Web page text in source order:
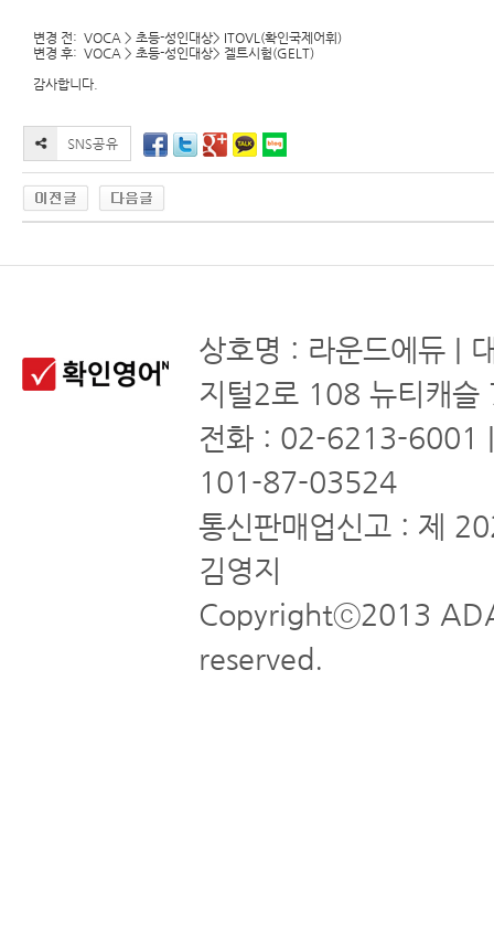
변경 전: VOCA > 초등-성인대상> ITOVL(확인국제어휘)
변경 후: VOCA > 초등-성인대상> 겔트시험(GELT)
감사합니다.
상호명 : 라운드에듀 |
지털2로 108 뉴티캐슬
전화 : 02-6213-6001
101-87-03524
통신판매업신고 : 제
김영지
Copyrightⓒ2013
reserved.